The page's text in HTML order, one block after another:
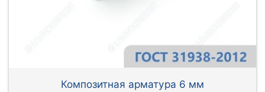
Композитная арматура 6 мм